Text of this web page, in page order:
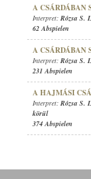
A CSÁRDÁBAN
Interpret: Rózsa S.
62 Abspielen
A CSÁRDÁBAN
Interpret: Rózsa S.
231 Abspielen
A HAJMÁSI
Interpret: Rózsa S.
körül
374 Abspielen